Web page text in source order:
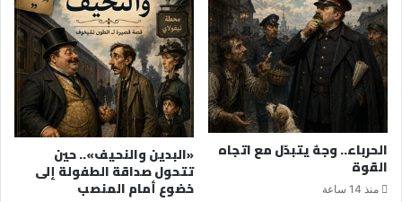
الحرباء.. وجهٌ يتبدّل مع اتجاه
القوة
منذ 14 ساعة
«البدين والنحيف».. حين
تتحول صداقة الطفولة إلى
خضوع أمام المنصب